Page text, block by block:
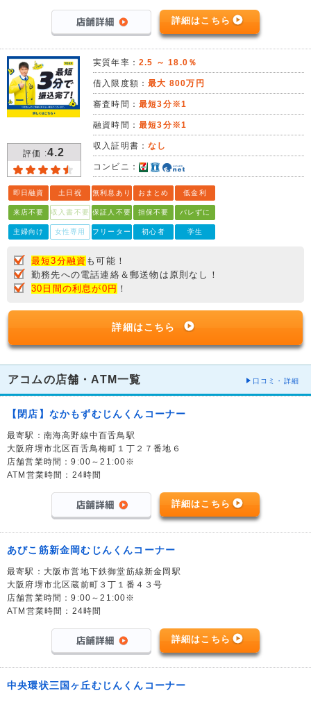
詳細はこちら
評価 :4.2
実質年率： 2.5 ～ 18.0％
借入限度額：最大 800万円
審査時間： 最短3分※1
融資時間： 最短3分※1
収入証明書：なし
コンビニ：
即日融資 土日祝 無利息あり おまとめ 低金利
来店不要 収入書不要 保証人不要 担保不要 バレずに
主婦向け 女性専用 フリーター 初心者 学生
最短3分融資 も可能！
勤務先への電話連絡＆郵送物は原則なし！
30日間の利息が0円 ！
詳細はこちら
アコムの店舗・ATM一覧 口コミ・詳細
【閉店】なかもずむじんくんコーナー
最寄駅：南海高野線中百舌鳥駅
大阪府堺市北区百舌鳥梅町１丁２７番地６
店舗営業時間：9:00～21:00※
ATM営業時間：24時間
詳細はこちら
あびこ筋新金岡むじんくんコーナー
最寄駅：大阪市営地下鉄御堂筋線新金岡駅
大阪府堺市北区蔵前町３丁１番４３号
店舗営業時間：9:00～21:00※
ATM営業時間：24時間
詳細はこちら
中央環状三国ヶ丘むじんくんコーナー